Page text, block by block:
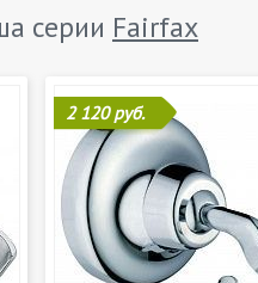
серии Fairfax
2 120 руб.